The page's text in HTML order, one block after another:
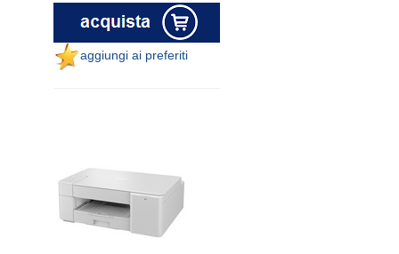
aggiungi ai preferiti